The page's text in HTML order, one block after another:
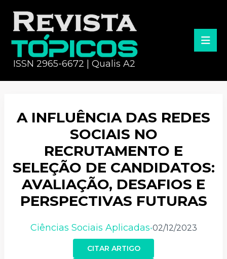
ISSN 2965-6672 | Qualis A2
A INFLUÊNCIA DAS REDES
SOCIAIS NO
RECRUTAMENTO E
SELEÇÃO DE CANDIDATOS:
AVALIAÇÃO, DESAFIOS E
PERSPECTIVAS FUTURAS
Ciências Sociais Aplicadas•02/12/2023
CITAR ARTIGO